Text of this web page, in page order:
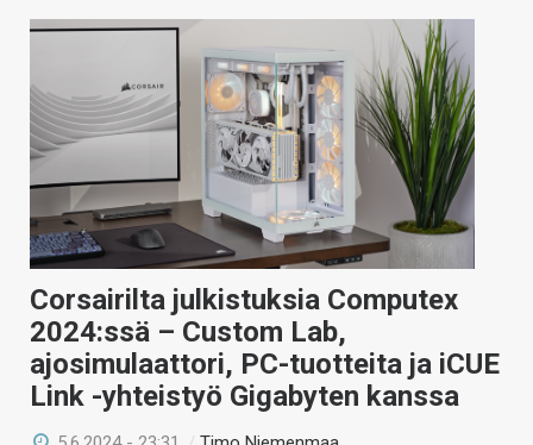
Corsairilta julkistuksia Computex
2024:ssä – Custom Lab,
ajosimulaattori, PC-tuotteita ja iCUE
Link -yhteistyö Gigabyten kanssa